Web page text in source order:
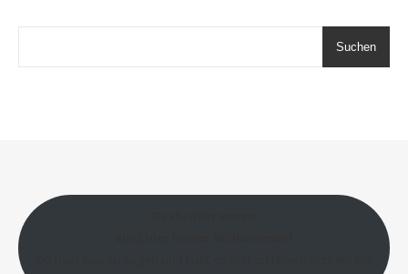
Suchen